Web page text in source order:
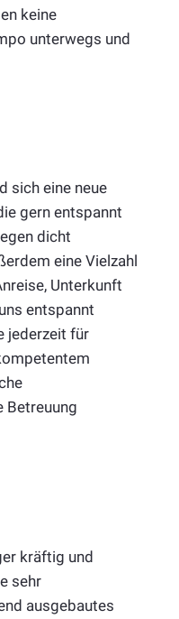
keine
unterwegs und
sich eine neue
gern entspannt
dicht
eine Vielzahl
Unterkunft
entspannt
jederzeit für
Betreuung
kräftig und
sehr
ausgebautes